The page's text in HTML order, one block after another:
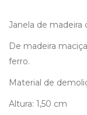
Janela de
De madeira
ferro.
Material de
Altura: 1,50 cm